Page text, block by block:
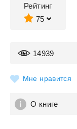
Рейтинг
75
14939
Мне нравится
О книге